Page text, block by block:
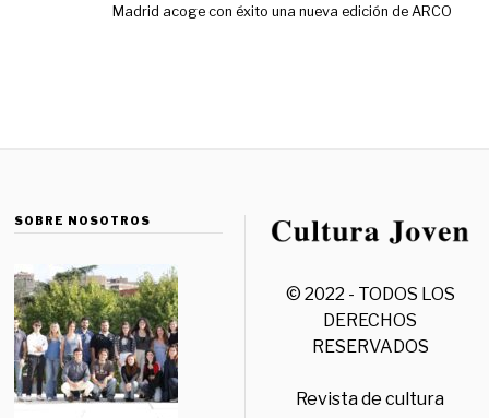
Madrid acoge con éxito una nueva edición de ARCO
SOBRE NOSOTROS
© 2022 - TODOS LOS
DERECHOS
RESERVADOS
Revista de cultura